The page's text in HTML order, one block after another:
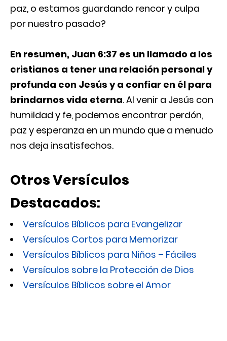
paz, o estamos guardando rencor y culpa
por nuestro pasado?
En resumen, Juan 6:37 es un llamado a los
cristianos a tener una relación personal y
profunda con Jesús y a confiar en él para
brindarnos vida eterna. Al venir a Jesús con
humildad y fe, podemos encontrar perdón,
paz y esperanza en un mundo que a menudo
nos deja insatisfechos.
Otros Versículos
Destacados:
Versículos Bíblicos para Evangelizar
Versículos Cortos para Memorizar
Versículos Bíblicos para Niños – Fáciles
Versículos sobre la Protección de Dios
Versículos Bíblicos sobre el Amor